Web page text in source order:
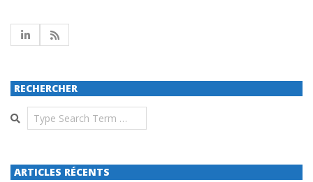
RECHERCHER
Search
ARTICLES RÉCENTS